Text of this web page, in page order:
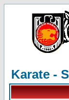
Karate -